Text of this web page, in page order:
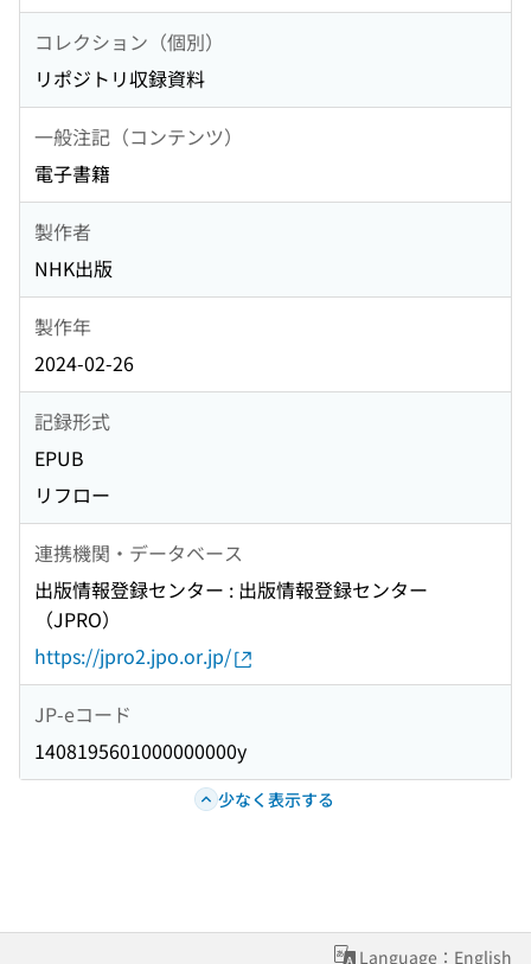
コレクション（個別）
リポジトリ収録資料
一般注記（コンテンツ）
電子書籍
製作者
NHK出版
製作年
2024-02-26
記録形式
EPUB
リフロー
連携機関・データベース
出版情報登録センター : 出版情報登録センター
（JPRO）
https://jpro2.jpo.or.jp/
JP-eコード
1408195601000000000y
少なく表示する
Language：English